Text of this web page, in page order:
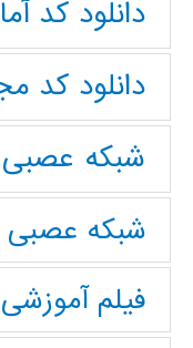
دانلود کد
دانلود کد
شبکه عصبی
شبکه
فیلم آموزشی